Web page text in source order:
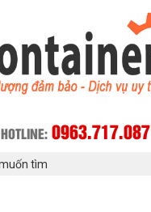
HOTLINE:0963.717.087